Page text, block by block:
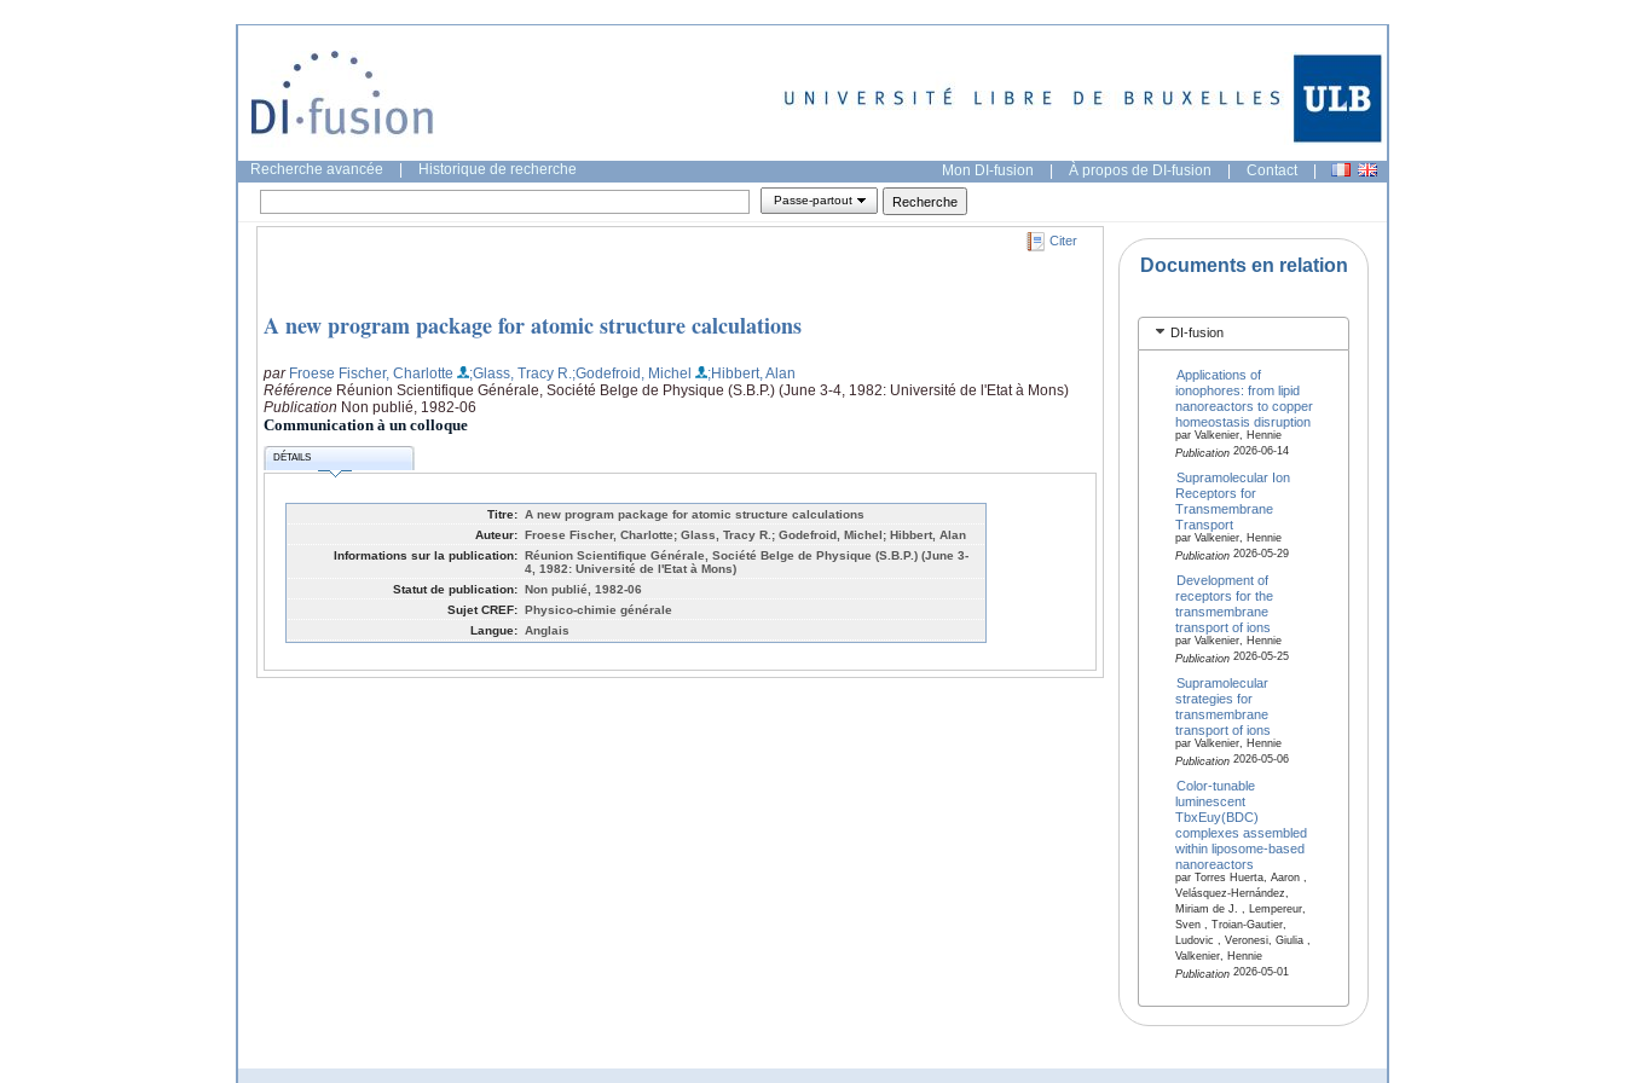
Recherche avancée Historique de recherche Mon DI-fusion | À propos de DI-fusion | Contact |
Passe-partout
Citer
A new program package for atomic structure calculations
par Froese Fischer, Charlotte ;Glass, Tracy R. ;Godefroid, Michel
;Hibbert, Alan
Référence Réunion Scientifique Générale, Société Belge de Physique (S.B.P.) (June 3-4, 1982: Université de l'Etat à Mons)
Publication Non publié, 1982-06
Communication à un colloque
DÉTAILS
Titre: A new program package for atomic structure calculations
Auteur: Froese Fischer, Charlotte; Glass, Tracy R.; Godefroid, Michel; Hibbert, Alan
Informations sur la publication: Réunion Scientifique Générale, Société Belge de Physique (S.B.P.) (June 3-
4, 1982: Université de l'Etat à Mons)
Statut de publication: Non publié, 1982-06
Sujet CREF: Physico-chimie générale
Langue: Anglais
Documents en relation
DI-fusion
Applications of
ionophores: from lipid
nanoreactors to copper
homeostasis disruption
par Valkenier, Hennie
Publication2026-06-14
Supramolecular Ion
Receptors for
Transmembrane
Transport
par Valkenier, Hennie
Publication2026-05-29
Development of
receptors for the
transmembrane
transport of ions
par Valkenier, Hennie
Publication2026-05-25
Supramolecular
strategies for
transmembrane
transport of ions
par Valkenier, Hennie
Publication2026-05-06
Color-tunable
luminescent
TbxEuy(BDC)
complexes assembled
within liposome-based
nanoreactors
par Torres Huerta, Aaron ,
Velásquez-Hernández,
Miriam de J. , Lempereur,
Sven , Troian‐Gautier,
Ludovic , Veronesi, Giulia ,
Valkenier, Hennie
Publication2026-05-01